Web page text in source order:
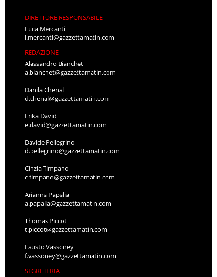
DIRETTORE RESPONSABILE
Luca Mercanti
l.mercanti@gazzettamatin.com
REDAZIONE
Alessandro Bianchet
a.bianchet@gazzettamatin.com
Danila Chenal
d.chenal@gazzettamatin.com
Erika David
e.david@gazzettamatin.com
Davide Pellegrino
d.pellegrino@gazzettamatin.com
Cinzia Timpano
c.timpano@gazzettamatin.com
Arianna Papalia
a.papalia@gazzettamatin.com
Thomas Piccot
t.piccot@gazzettamatin.com
Fausto Vassoney
f.vassoney@gazzettamatin.com
SEGRETERIA